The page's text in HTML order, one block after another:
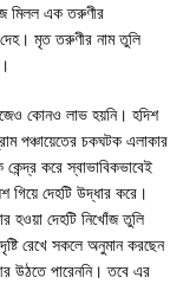
মিলল এক তরুণীর
মৃত তরুণীর নাম তুলি
কোনও লাভ হয়নি। হদিশ
পঞ্চায়েতের চকঘটক এলাকার
করে স্বাভাবিকভাবেই
গিয়ে দেহটি উদ্ধার করে।
হওয়া দেহটি নিখোঁজ তুলি
রেখে সকলে অনুমান করছেন
উঠতে পারেননি। তবে এর